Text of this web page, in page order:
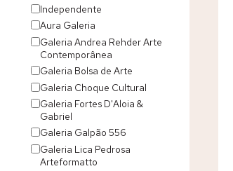
Independente
Aura Galeria
Galeria Andrea Rehder Arte
Contemporânea
Galeria Bolsa de Arte
Galeria Choque Cultural
Galeria Fortes D'Aloia &
Gabriel
Galeria Galpão 556
Galeria Lica Pedrosa
Arteformatto